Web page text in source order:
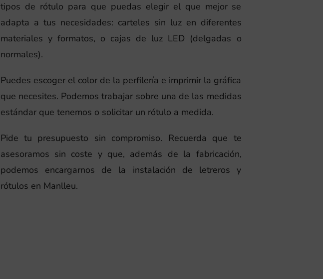
tipos de rótulo para que puedas elegir el que mejor se
adapta a tus necesidades: carteles sin luz en diferentes
materiales y formatos, o cajas de luz LED (delgadas o
normales).
Puedes escoger el color de la perfilería e imprimir la gráfica
que necesites. Podemos trabajar sobre una de las medidas
estándar que tenemos o solicitar un rótulo a medida.
Pide tu presupuesto sin compromiso. Recuerda que te
asesoramos sin coste y que, además de la fabricación,
podemos encargarnos de la instalación de letreros y
rótulos en Manlleu.